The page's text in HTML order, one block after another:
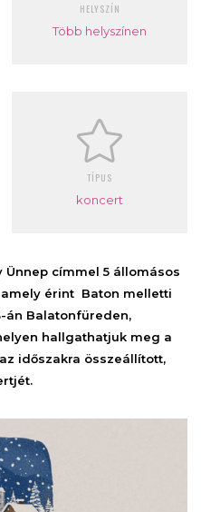
HELYSZÍN
Több helyszínen
TÍPUS
koncert
címmel 5 állomásos
érint Baton melletti
án Balatonfüreden,
hallgathatjuk meg a
időszakra összeállított,